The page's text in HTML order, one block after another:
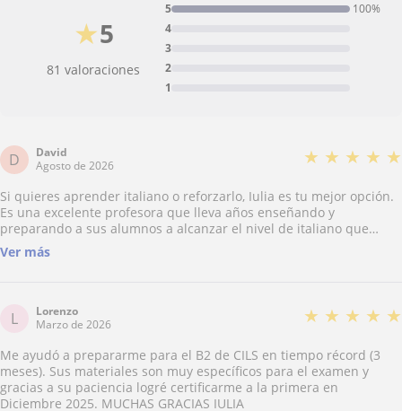
5
★
81 valoraciones
1
2
3
4
5 100%
D
David
Agosto de 2026
★ ★ ★ ★ ★
Si quieres aprender italiano o reforzarlo, Iulia es tu mejor opción.
Es una excelente profesora que lleva años enseñando y
preparando a sus alumnos a alcanzar el nivel de italiano que
desean. En mi caso, Iulia me ha ayudado muchísimo a preparar
los exámenes oficiales de certificaciones de italiano. Además se
las expresiones más coloquiales que se usan en italiano. Iulia no
te defraudará. La recomiendo al 100%.
Ver más
L
Lorenzo
Marzo de 2026
★ ★ ★ ★ ★
Me ayudó a prepararme para el B2 de CILS en tiempo récord (3
meses). Sus materiales son muy específicos para el examen y
gracias a su paciencia logré certificarme a la primera en
Diciembre 2025. MUCHAS GRACIAS IULIA